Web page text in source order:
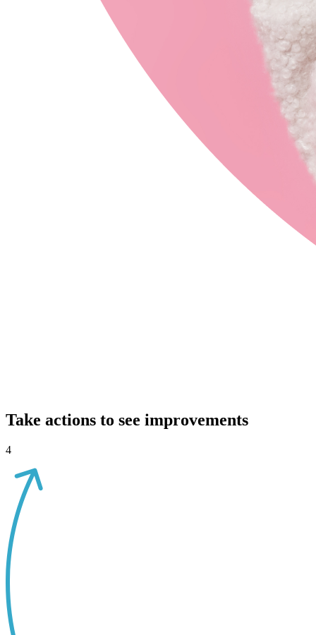
Take actions to see improvements
4